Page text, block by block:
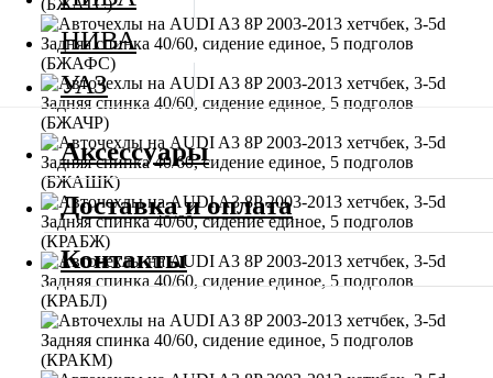
НИВА
УАЗ
Аксессуары
Доставка и оплата
Контакты